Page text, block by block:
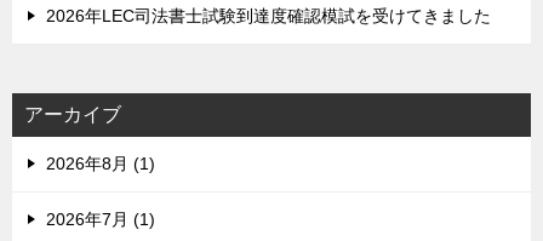
2026年LEC司法書士試験到達度確認模試を受けてきました
アーカイブ
2026年8月 (1)
2026年7月 (1)